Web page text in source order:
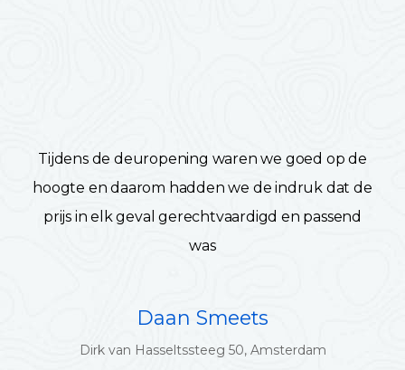
Tijdens de deuropening waren we goed op de
hoogte en daarom hadden we de indruk dat de
prijs in elk geval gerechtvaardigd en passend
was
Daan Smeets
Dirk van Hasseltssteeg 50, Amsterdam